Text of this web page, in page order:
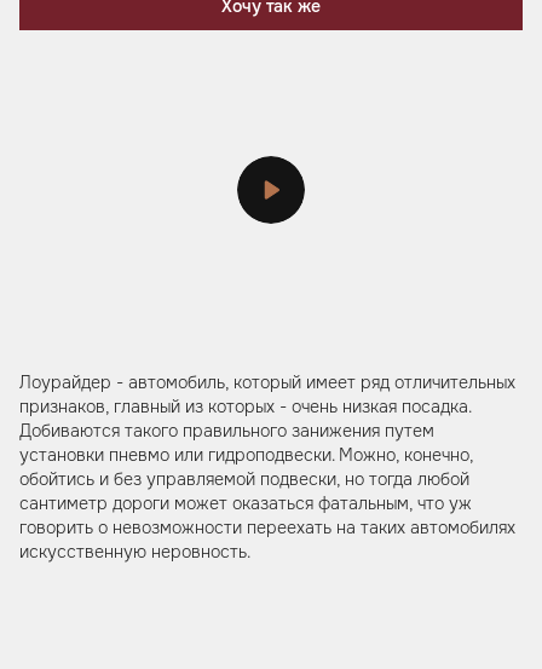
Хочу так же
Лоурайдер - автомобиль, который имеет ряд отличительных
признаков, главный из которых - очень низкая посадка.
Добиваются такого правильного занижения путем
установки пневмо или гидроподвески. Можно, конечно,
обойтись и без управляемой подвески, но тогда любой
сантиметр дороги может оказаться фатальным, что уж
говорить о невозможности переехать на таких автомобилях
искусственную неровность.